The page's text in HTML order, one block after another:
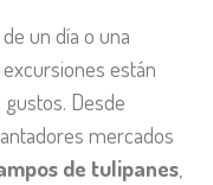
un día o una
están
Desde
mercados
de tulipanes,